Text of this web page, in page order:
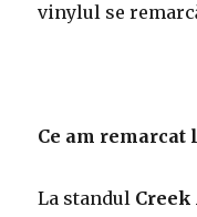
vinylul se
Ce am remarcat
La standul Creek